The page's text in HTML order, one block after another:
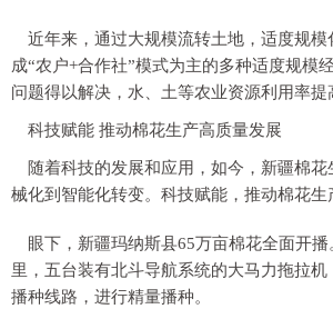
近年来，通过大规模流转土地，适度规模
成“农户+合作社”模式为主的多种适度规模
问题得以解决，水、土等农业资源利用率提
科技赋能 推动棉花生产高质量发展
随着科技的发展和应用，如今，新疆棉
械化到智能化转变。科技赋能，推动棉花生
眼下，新疆玛纳斯县65万亩棉花全面开
里，五台装有北斗导航系统的大马力拖拉
播种线路，进行精量播种。